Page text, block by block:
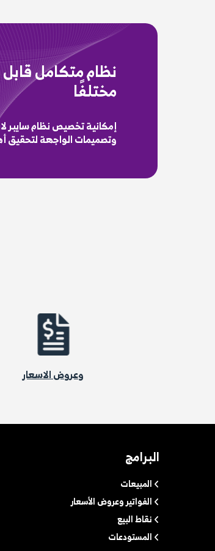
مختلفًا
إمكانية تخصيص نظام
وتصميمات الواجهة لتحقيق
وعروض الاسعار
البرامج
المبيعات
الفواتير وعروض الأسعار
نقاط البيع
المستودعات